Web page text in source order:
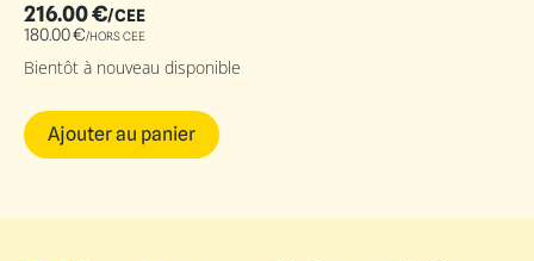
216.00€/CEE
180.00€/HORS CEE
Bientôt à nouveau disponible
Ajouter au panier